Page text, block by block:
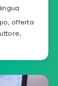
lingua
, offerta
,